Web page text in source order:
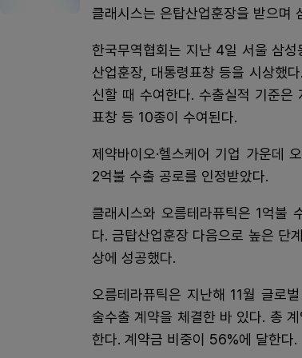
클래시스는 은탑산업훈장을 받으며
한국무역협회는 지난 4일 서울 삼
산업훈장, 대통령표창 등을 시상했
신할 때 수여한다. 수출실적 기준은
표창 등 10종이 수여된다.
제약바이오·헬스케어 기업 가운데
2억불 수출 공로를 인정받았다.
클래시스와 오름테라퓨틱은 1억불
다. 금탑산업훈장 다음으로 높은 단
상에 성공했다.
오름테라퓨틱은 지난해 11월 글로
술수출 계약을 체결한 바 있다. 총
한다. 계약금 비중이 56%에 달한다.